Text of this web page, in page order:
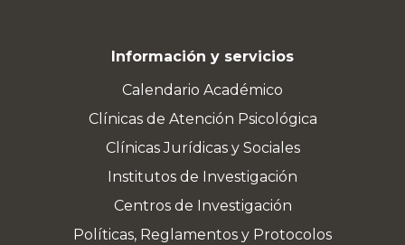
Información y servicios
Calendario Académico
Clínicas de Atención Psicológica
Clínicas Jurídicas y Sociales
Institutos de Investigación
Centros de Investigación
Políticas, Reglamentos y Protocolos